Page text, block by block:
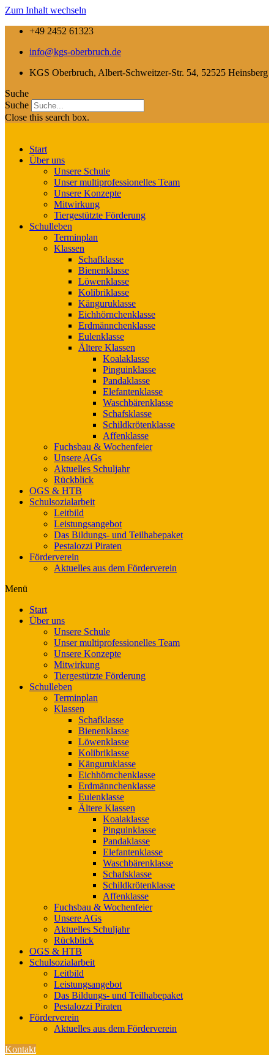
Zum Inhalt wechseln
+49 2452 61323
info@kgs-oberbruch.de
KGS Oberbruch, Albert-Schweitzer-Str. 54, 52525 Heinsberg
Suche
Suche
Close this search box.
Start
Über uns
Unsere Schule
Unser multiprofessionelles Team
Unsere Konzepte
Mitwirkung
Tiergestützte Förderung
Schulleben
Terminplan
Klassen
Schafklasse
Bienenklasse
Löwenklasse
Kolibriklasse
Känguruklasse
Eichhörnchenklasse
Erdmännchenklasse
Eulenklasse
Ältere Klassen
Koalaklasse
Pinguinklasse
Pandaklasse
Elefantenklasse
Waschbärenklasse
Schafsklasse
Schildkrötenklasse
Affenklasse
Fuchsbau & Wochenfeier
Unsere AGs
Aktuelles Schuljahr
Rückblick
OGS & HTB
Schulsozialarbeit
Leitbild
Leistungsangebot
Das Bildungs- und Teilhabepaket
Pestalozzi Piraten
Förderverein
Aktuelles aus dem Förderverein
Menü
Start
Über uns
Unsere Schule
Unser multiprofessionelles Team
Unsere Konzepte
Mitwirkung
Tiergestützte Förderung
Schulleben
Terminplan
Klassen
Schafklasse
Bienenklasse
Löwenklasse
Kolibriklasse
Känguruklasse
Eichhörnchenklasse
Erdmännchenklasse
Eulenklasse
Ältere Klassen
Koalaklasse
Pinguinklasse
Pandaklasse
Elefantenklasse
Waschbärenklasse
Schafsklasse
Schildkrötenklasse
Affenklasse
Fuchsbau & Wochenfeier
Unsere AGs
Aktuelles Schuljahr
Rückblick
OGS & HTB
Schulsozialarbeit
Leitbild
Leistungsangebot
Das Bildungs- und Teilhabepaket
Pestalozzi Piraten
Förderverein
Aktuelles aus dem Förderverein
Kontakt